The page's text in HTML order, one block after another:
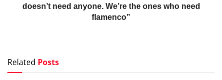
doesn’t need anyone. We’re the ones who need
flamenco”
Related Posts